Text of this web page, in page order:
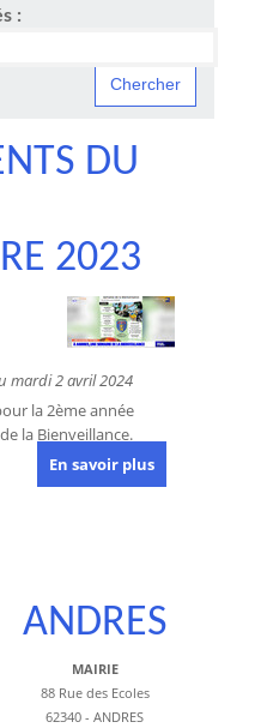
Mots clés :
DU
2023
mardi 2 avril 2024
la 2ème année
la Bienveillance.
En savoir plus
ANDRES
MAIRIE
88 Rue des Ecoles
62340 - ANDRES